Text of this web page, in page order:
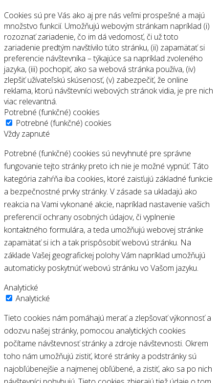
Cookies sú pre Vás ako aj pre nás veľmi prospešné a majú
množstvo funkcií. Umožňujú webovým stránkam napríklad (i)
rozoznať zariadenie, čo im dá vedomosť, či už toto
zariadenie predtým navštívilo túto stránku, (ii) zapamätať si
preferencie návštevníka – týkajúce sa napríklad zvoleného
jazyka, (iii) pochopiť, ako sa webová stránka používa, (iv)
zlepšiť užívateľskú skúsenosť, (v) zabezpečiť, že online
reklama, ktorú návštevníci webových stránok vidia, je pre nich
viac relevantná.
Potrebné (funkčné) cookies
Potrebné (funkčné) cookies
Vždy zapnuté
Potrebné (funkčné) cookies sú nevyhnuté pre správne
fungovanie tejto stránky preto ich nie je možné vypnúť. Táto
kategória zahŕňa iba cookies, ktoré zaisťujú základné funkcie
a bezpečnostné prvky stránky. V zásade sa ukladajú ako
reakcia na Vami vykonané akcie, napríklad nastavenie vašich
preferencií ochrany osobných údajov, či vyplnenie
kontaktného formulára, a teda umožňujú webovej stránke
zapamätať si ich a tak prispôsobiť webovú stránku. Na
základe Vašej geografickej polohy Vám napríklad umožňujú
automaticky poskytnúť webovú stránku vo Vašom jazyku.
Analytické
Analytické
Tieto cookies nám pomáhajú merať a zlepšovať výkonnosť a
odozvu našej stránky, pomocou analytických cookies
počítame návštevnosť stránky a zdroje návštevnosti. Okrem
toho nám umožňujú zistiť, ktoré stránky a podstránky sú
najobľúbenejšie a najmenej obľúbené, a zistiť, ako sa po nich